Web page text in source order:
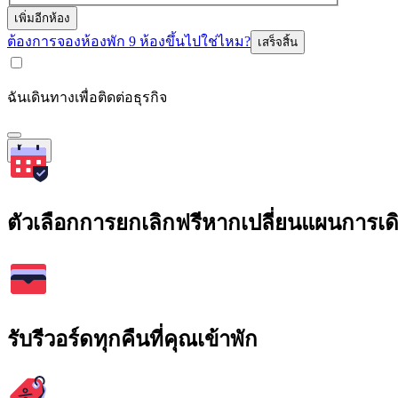
เพิ่มอีกห้อง
ต้องการจองห้องพัก 9 ห้องขึ้นไปใช่ไหม? เสร็จสิ้น
ฉันเดินทางเพื่อติดต่อธุรกิจ
ค้นหา
ตัวเลือกการยกเลิกฟรีหากเปลี่ยนแผนการเ
รับรีวอร์ดทุกคืนที่คุณเข้าพัก